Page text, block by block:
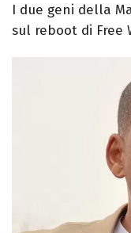
I due geni della
sul reboot di Free